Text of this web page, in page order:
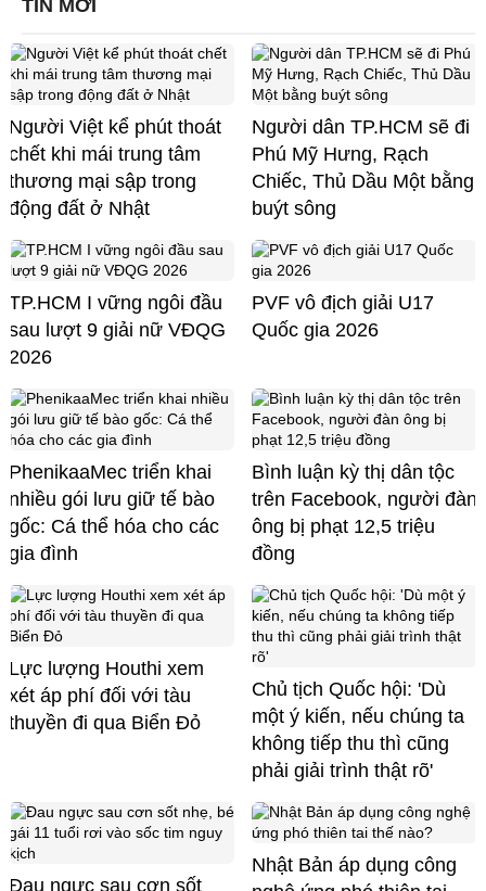
TIN MỚI
Người Việt kể phút thoát
chết khi mái trung tâm
thương mại sập trong
động đất ở Nhật
Người dân TP.HCM sẽ đi
Phú Mỹ Hưng, Rạch
Chiếc, Thủ Dầu Một bằng
buýt sông
TP.HCM I vững ngôi đầu
sau lượt 9 giải nữ VĐQG
2026
PVF vô địch giải U17
Quốc gia 2026
PhenikaaMec triển khai
nhiều gói lưu giữ tế bào
gốc: Cá thể hóa cho các
gia đình
Bình luận kỳ thị dân tộc
trên Facebook, người đàn
ông bị phạt 12,5 triệu
đồng
Lực lượng Houthi xem
xét áp phí đối với tàu
thuyền đi qua Biển Đỏ
Chủ tịch Quốc hội: 'Dù
một ý kiến, nếu chúng ta
không tiếp thu thì cũng
phải giải trình thật rõ'
Đau ngực sau cơn sốt
Nhật Bản áp dụng công